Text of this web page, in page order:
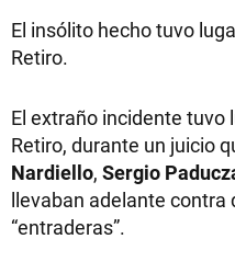
El insólito hecho tuvo
Retiro.
El extraño incidente tuvo
Retiro, durante un juicio
Nardiello, Sergio
llevaban adelante contra
“entraderas”.